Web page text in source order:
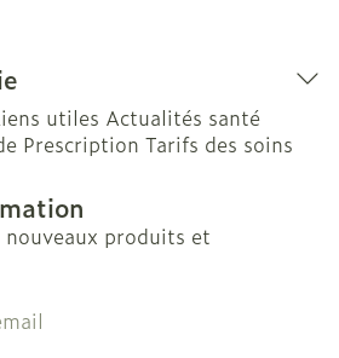
utiles Actualités santé
Prescription Tarifs des soins
produits et